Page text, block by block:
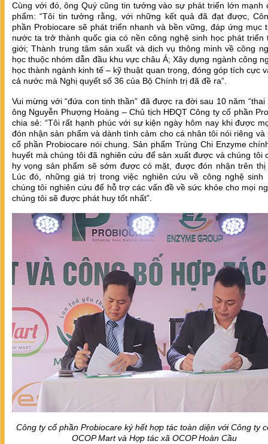
Cùng với đó, ông Quý cũng tin tưởng vào sự phát triển lớn mạnh
phẩm: “Tôi tin tưởng rằng, với những kết quả đã đạt được,
phần Probiocare sẽ phát triển nhanh và bền vững, đáp ứng mục
nước ta trở thành quốc gia có nền công nghệ sinh học phát triển
giới; Thành trung tâm sản xuất và dịch vụ thông minh về công
học thuộc nhóm dẫn đầu khu vực châu Á; Xây dựng ngành công
học thành ngành kinh tế – kỹ thuật quan trọng, đóng góp tích cực
cả nước mà Nghị quyết số 36 của Bộ Chính trị đã đề ra”.
Vui mừng với “đứa con tinh thần” đã được ra đời sau 10 năm “thai
ông Nguyễn Phượng Hoàng – Chủ tịch HĐQT Công ty cổ phần
chia sẻ: “Tôi rất hạnh phúc với sự kiện ngày hôm nay khi được
đón nhận sản phẩm và dành tình cảm cho cá nhân tôi nói riêng và
cổ phần Probiocare nói chung. Sản phẩm Trùng Chi Enzyme
huyết mà chúng tôi đã nghiên cứu để sản xuất được và chúng tôi
hy vọng sản phẩm sẽ sớm được có mặt, được đón nhận trên
Lúc đó, những giá trị trong việc nghiên cứu về công nghệ sinh
chúng tôi nghiên cứu để hỗ trợ các vấn đề về sức khỏe cho mọi
chúng tôi sẽ được phát huy tốt nhất”.
Công ty cổ phần Probiocare ký hết hợp tác toàn diện với Công ty
OCOP Mart và Hợp tác xã OCOP Hoàn Cầu